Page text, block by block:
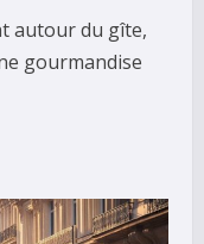
autour du gîte,
gourmandise